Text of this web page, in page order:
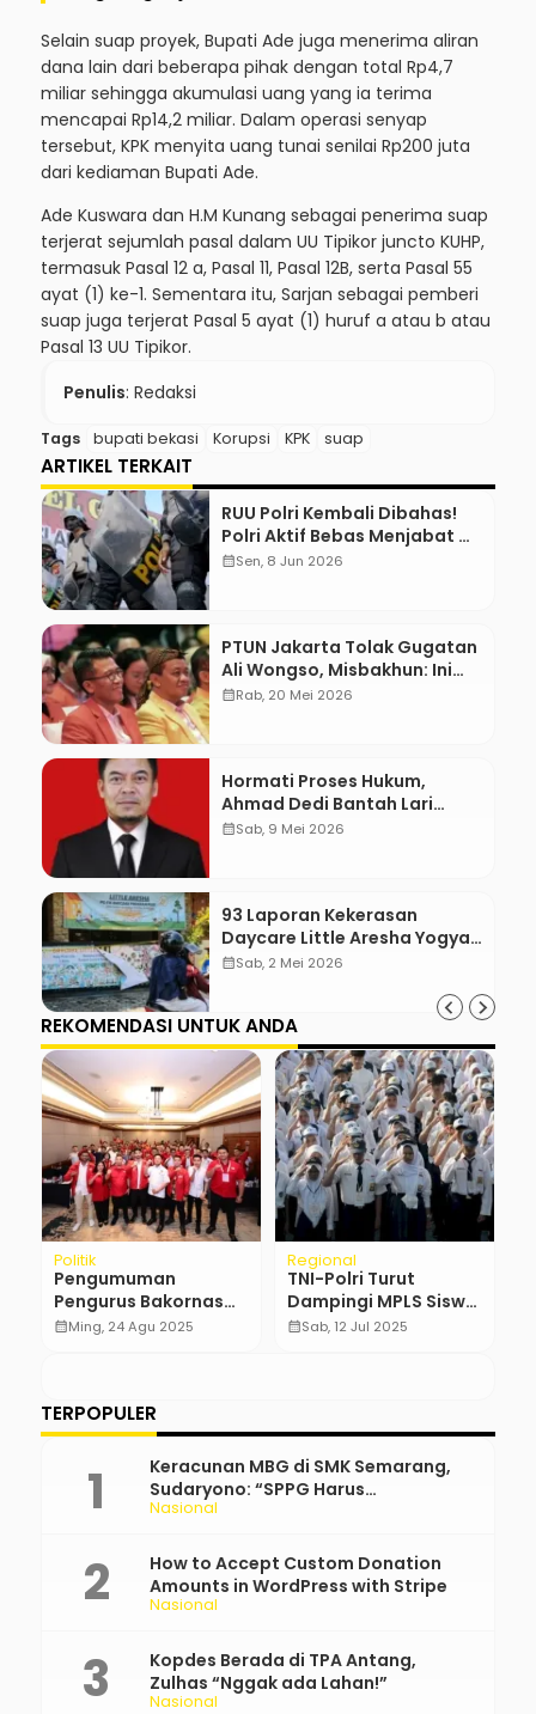
Selain suap proyek, Bupati Ade juga menerima aliran
dana lain dari beberapa pihak dengan total Rp4,7
miliar sehingga akumulasi uang yang ia terima
mencapai Rp14,2 miliar. Dalam operasi senyap
tersebut, KPK menyita uang tunai senilai Rp200 juta
dari kediaman Bupati Ade.
Ade Kuswara dan H.M Kunang sebagai penerima suap
terjerat sejumlah pasal dalam UU Tipikor juncto KUHP,
termasuk Pasal 12 a, Pasal 11, Pasal 12B, serta Pasal 55
ayat (1) ke-1. Sementara itu, Sarjan sebagai pemberi
suap juga terjerat Pasal 5 ayat (1) huruf a atau b atau
Pasal 13 UU Tipikor.
Penulis: Redaksi
Tags bupati bekasi Korupsi KPK suap
ARTIKEL TERKAIT
RUU Polri Kembali Dibahas!
Polri Aktif Bebas Menjabat Di
Manapun
calendar_monthSen, 8 Jun 2026
PTUN Jakarta Tolak Gugatan
Ali Wongso, Misbakhun: Ini
hadiah Ulang Tahun Ke-66
calendar_monthRab, 20 Mei 2026
Hormati Proses Hukum,
Ahmad Dedi Bantah Lari
karena Dugaan Terlibat Suap
calendar_monthSab, 9 Mei 2026
93 Laporan Kekerasan
Daycare Little Aresha Yogya,
17 Pengasuh Terlibat
calendar_monthSab, 2 Mei 2026
REKOMENDASI UNTUK ANDA
Politik
Pengumuman
Pengurus Bakornas
Fokusmaker Periode
calendar_monthMing, 24 Agu 2025
Regional
TNI-Polri Turut
Dampingi MPLS Siswa
Baru di Jabar
calendar_monthSab, 12 Jul 2025
TERPOPULER
Nasional
Keracunan MBG di SMK Semarang,
Sudaryono: “SPPG Harus
Bertanggung Jawab!”
Nasional
How to Accept Custom Donation
Amounts in WordPress with Stripe
Nasional
Kopdes Berada di TPA Antang,
Zulhas “Nggak ada Lahan!”